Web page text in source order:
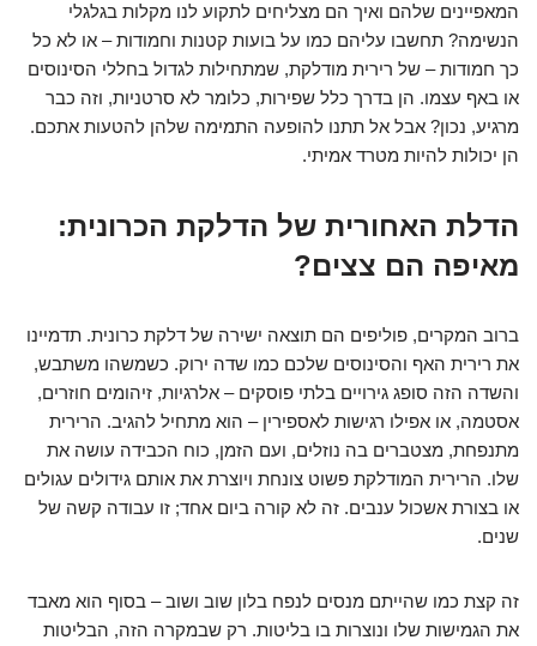
המאפיינים שלהם ואיך הם מצליחים לתקוע לנו מקלות בגלגלי
הנשימה? תחשבו עליהם כמו על בועות קטנות וחמודות – או לא כל
כך חמודות – של רירית מודלקת, שמתחילות לגדול בחללי הסינוסים
או באף עצמו. הן בדרך כלל שפירות, כלומר לא סרטניות, וזה כבר
מרגיע, נכון? אבל אל תתנו להופעה התמימה שלהן להטעות אתכם.
הן יכולות להיות מטרד אמיתי.
הדלת האחורית של הדלקת הכרונית:
מאיפה הם צצים?
ברוב המקרים, פוליפים הם תוצאה ישירה של דלקת כרונית. תדמיינו
את רירית האף והסינוסים שלכם כמו שדה ירוק. כשמשהו משתבש,
והשדה הזה סופג גירויים בלתי פוסקים – אלרגיות, זיהומים חוזרים,
אסטמה, או אפילו רגישות לאספירין – הוא מתחיל להגיב. הרירית
מתנפחת, מצטברים בה נוזלים, ועם הזמן, כוח הכבידה עושה את
שלו. הרירית המודלקת פשוט צונחת ויוצרת את אותם גידולים עגולים
או בצורת אשכול ענבים. זה לא קורה ביום אחד; זו עבודה קשה של
שנים.
זה קצת כמו שהייתם מנסים לנפח בלון שוב ושוב – בסוף הוא מאבד
את הגמישות שלו ונוצרות בו בליטות. רק שבמקרה הזה, הבליטות